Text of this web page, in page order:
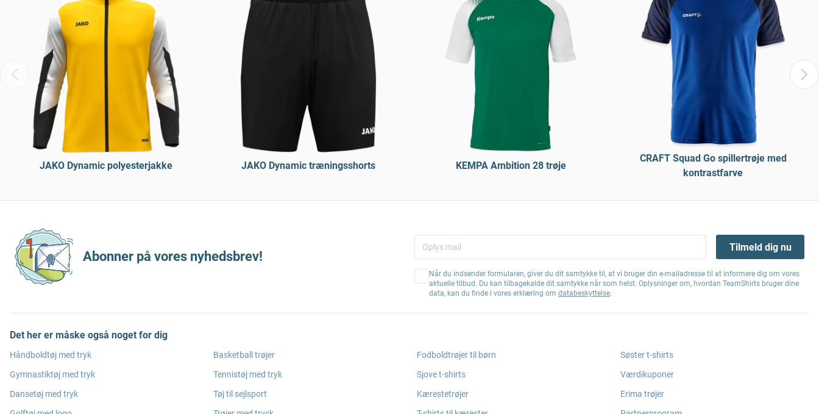
JAKO Dynamic polyesterjakke JAKO Dynamic træningsshorts KEMPA Ambition 28 trøje
CRAFT Squad Go spillertrøje med
kontrastfarve
Abonner på vores nyhedsbrev!
Tilmeld dig nu
Når du indsender formularen, giver du dit samtykke til, at vi bruger din e-mailadresse til at informere dig om vores
aktuelle tilbud. Du kan tilbagekalde dit samtykke når som helst. Oplysninger om, hvordan TeamShirts bruger dine
data, kan du finde i vores erklæring om databeskyttelse.
Det her er måske også noget for dig
Håndboldtøj med tryk
Gymnastiktøj med tryk
Dansetøj med tryk
Basketball trøjer
Tennistøj med tryk
Tøj til sejlsport
Fodboldtrøjer til børn
Sjove t-shirts
Kærestetrøjer
Søster t-shirts
Værdikuponer
Erima trøjer